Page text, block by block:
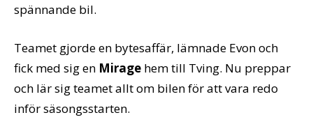
spännande bil.
Teamet gjorde en bytesaffär, lämnade Evon och
fick med sig en Mirage hem till Tving. Nu preppar
och lär sig teamet allt om bilen för att vara redo
inför säsongsstarten.